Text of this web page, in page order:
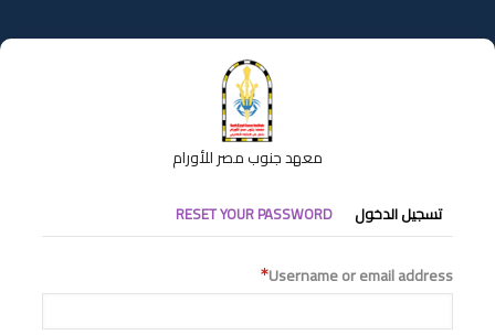
إلى
المحتوى
معهد جنوب مصر للأورام
التبويبات
الأساسية
تسجيل الدخول RESET YOUR PASSWORD
Username or email address